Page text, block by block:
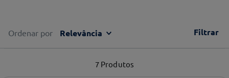
Ordenar por Relevância Filtrar
7 Produtos